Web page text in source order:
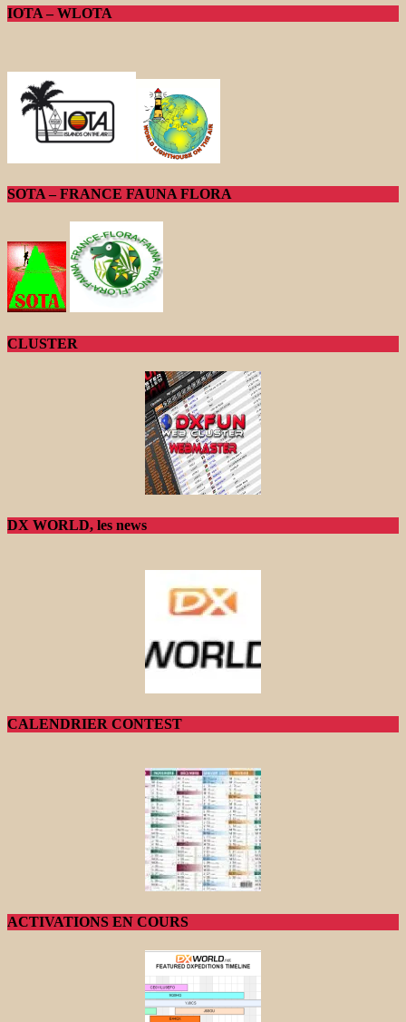
IOTA – WLOTA
SOTA – FRANCE FAUNA FLORA
CLUSTER
DX WORLD, les news
CALENDRIER CONTEST
ACTIVATIONS EN COURS